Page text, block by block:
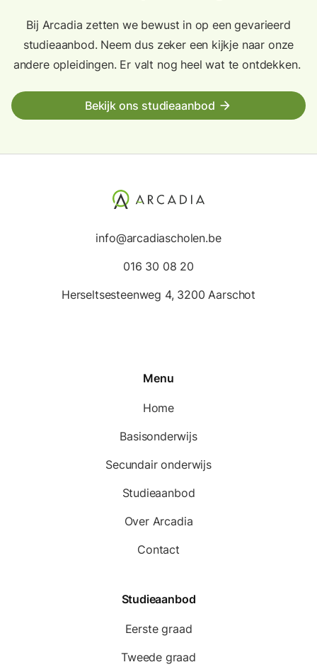
Bij Arcadia zetten we bewust in op een gevarieerd
studieaanbod. Neem dus zeker een kijkje naar onze
andere opleidingen. Er valt nog heel wat te ontdekken.
Bekijk ons studieaanbod arrow_forward
info@arcadiascholen.be
016 30 08 20
Herseltsesteenweg 4, 3200 Aarschot
Menu
Home
Basisonderwijs
Secundair onderwijs
Studieaanbod
Over Arcadia
Contact
Studieaanbod
Eerste graad
Tweede graad